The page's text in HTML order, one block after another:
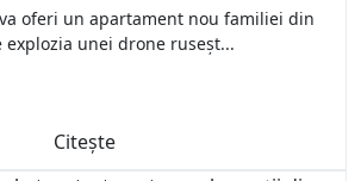
oferi un apartament nou familiei din
explozia unei drone ruseșt...
Citește